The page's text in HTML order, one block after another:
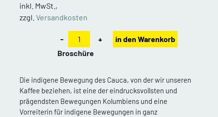
inkl. MwSt.,
zzgl. Versandkosten
-
+
Broschüre
in den Warenkorb
Die indigene Bewegung des Cauca, von der wir unseren
Kaffee beziehen, ist eine der eindrucksvollsten und
prägendsten Bewegungen Kolumbiens und eine
Vorreiterin für indigene Bewegungen in ganz